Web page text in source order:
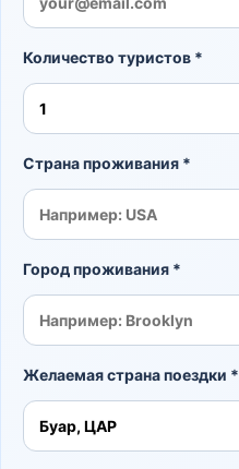
Количество туристов *
Страна проживания *
Город проживания *
Желаемая страна поездки *